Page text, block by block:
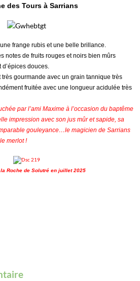
des Tours à Sarrians
frange rubis et une belle brillance.
notes de fruits rouges et noirs bien mûrs
douces.
très gourmande avec un grain tannique très
fruitée avec une longueur acidulée très
par l’ami Maxime à l’occasion du baptême
impression avec son jus mûr et sapide, sa
gouleyance…le magicien de Sarrians
merlot !
Roche de Solutré en juillet 2025